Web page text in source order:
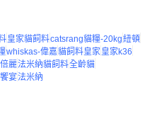
皇家貓飼料catsrang貓糧-20kg紐頓
whiskas-偉嘉貓飼料皇家皇家k36
麗法米納貓飼料全齡貓
宴法米納